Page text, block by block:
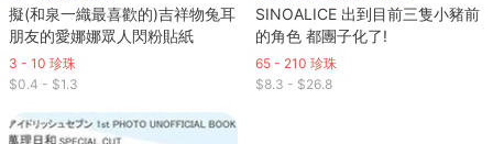
擬(和泉一織最喜歡的)吉祥物兔耳
朋友的愛娜娜眾人閃粉貼紙
3 - 10 珍珠
$0.4 - $1.3
SINOALICE 出到目前三隻小豬前
的角色 都團子化了!
65 - 210 珍珠
$8.3 - $26.8